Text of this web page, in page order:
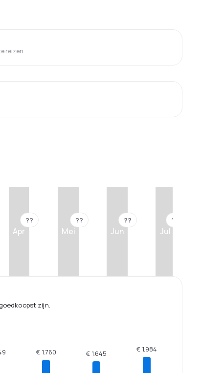
reizen
Apr
??
Mei
??
Jun
??
Jul
??
zijn.
€ 1.760 € 1.645
€ 1.984